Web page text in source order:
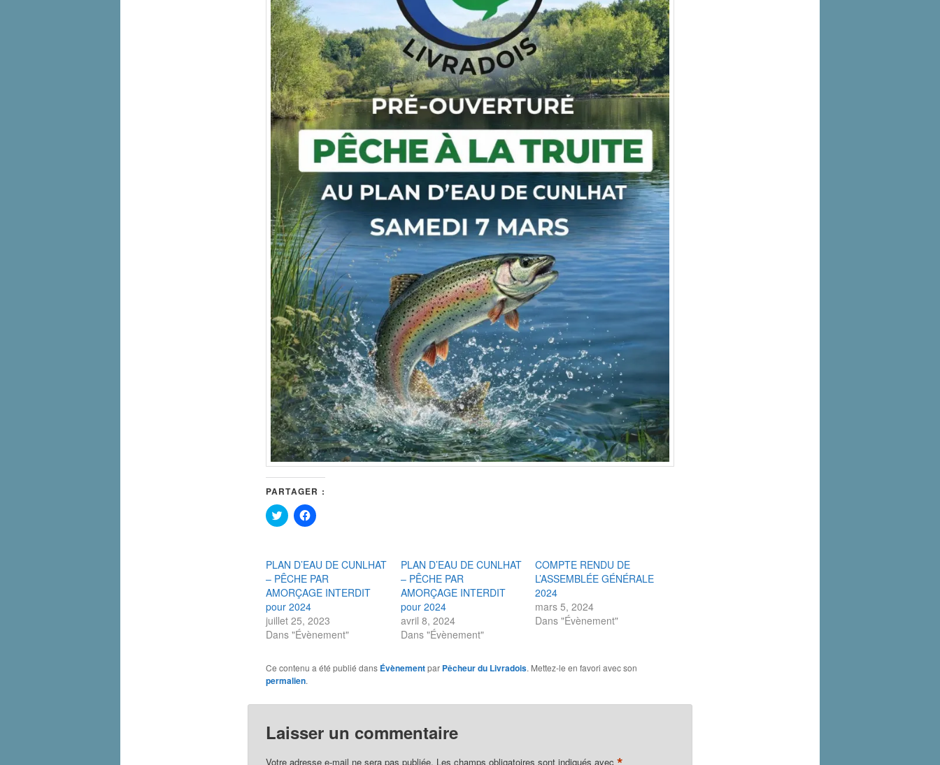
PARTAGER :
Cliquez
pour
dans
une
nouvelle
fenêtre)
Cliquez
pour
dans
une
nouvelle
fenêtre)
PLAN D’EAU DE CUNLHAT
– PÊCHE PAR
AMORÇAGE INTERDIT
pour 2024
juillet 25, 2023
Dans "Évènement"
PLAN D’EAU DE CUNLHAT
– PÊCHE PAR
AMORÇAGE INTERDIT
pour 2024
avril 8, 2024
Dans "Évènement"
COMPTE RENDU DE
L’ASSEMBLÉE GÉNÉRALE
2024
mars 5, 2024
Dans "Évènement"
Ce contenu a été publié dans Évènementpar Pêcheur du Livradois. Mettez-le en favori avec son
permalien.
Laisser un commentaire
Votre adresse e-mail ne sera pas publiée. Les champs obligatoires sont indiqués avec